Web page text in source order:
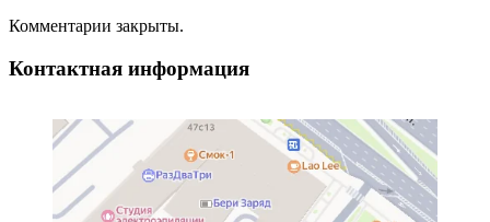
Комментарии закрыты.
Контактная информация